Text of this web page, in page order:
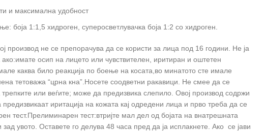
и максимална удобност
боја 1:1,5 хидроген, суперосветлувачка боја 1:2 со хидроген.
производ не се препорачува да се користи за лица под 16 години. Не ја
ако:имате осип на лицето или чувствителен, иритиран и оштетен
каква било реакција по боење на косата,во минатото сте имале
тетоважа “црна кна”.Носете соодветни ракавици. Не смее да се
или веѓите; може да предизвика слепило. Овој производ содржи
предизвикаат иритација на кожата кај одредени лица и прво треба да се
тест.Прелиминарен тест:втријте мал дел од бојата на внатрешната
зад увото. Оставете го делува 48 часа пред да ја исплакнете. Ако се јави